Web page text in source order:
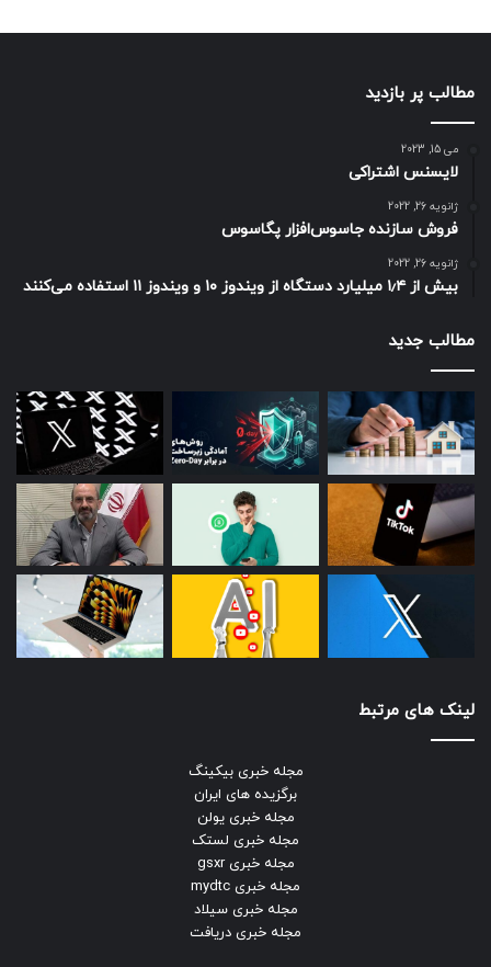
مطالب پر بازدید
می 15, 2023
لایسنس اشتراکی
ژانویه 26, 2022
فروش سازنده جاسوس‌افزار پگاسوس
ژانویه 26, 2022
بیش از ۱٫۴ میلیارد دستگاه از ویندوز ۱۰ و ویندوز ۱۱ استفاده می‌کنند
مطالب جدید
لینک های مرتبط
مجله خبری بیکینگ
برگزیده های ایران
مجله خبری یولن
مجله خبری لستک
مجله خبری gsxr
مجله خبری mydtc
مجله خبری سیلاد
مجله خبری دریافت